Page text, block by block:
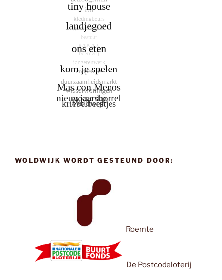
WOLDWIJK WORDT GESTEUND DOOR:
Roemte
De Postcodeloterij